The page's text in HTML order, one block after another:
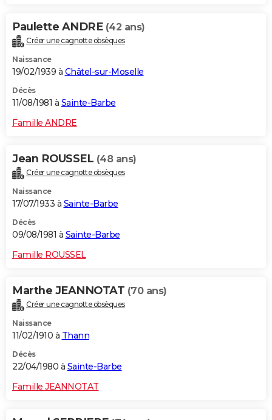
Paulette ANDRE (42 ans)
Créer une cagnotte obsèques
Naissance
19/02/1939 à Châtel-sur-Moselle
Décès
11/08/1981 à Sainte-Barbe
Famille ANDRE
Jean ROUSSEL (48 ans)
Créer une cagnotte obsèques
Naissance
17/07/1933 à Sainte-Barbe
Décès
09/08/1981 à Sainte-Barbe
Famille ROUSSEL
Marthe JEANNOTAT (70 ans)
Créer une cagnotte obsèques
Naissance
11/02/1910 à Thann
Décès
22/04/1980 à Sainte-Barbe
Famille JEANNOTAT